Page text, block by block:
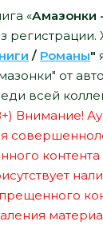
«Амазонки
/ Романы"
от
всей
Внимание!